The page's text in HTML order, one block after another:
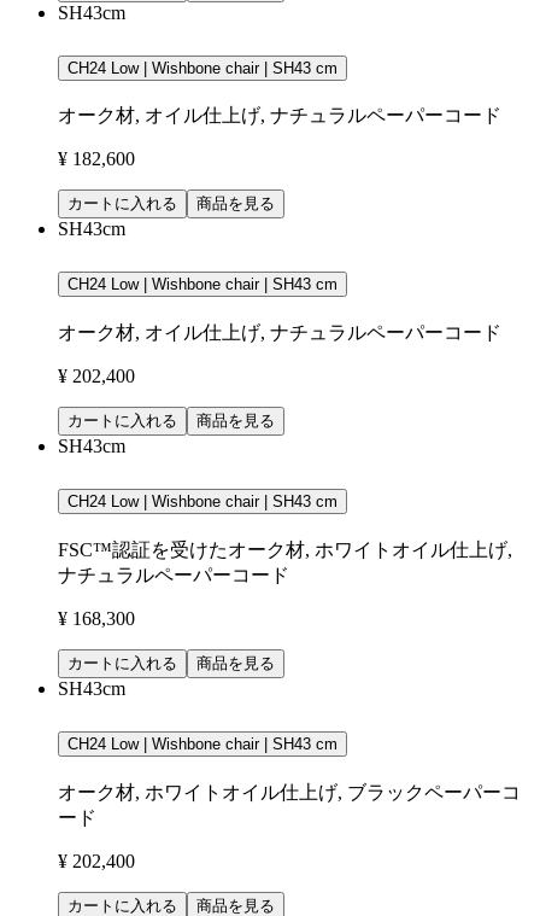
SH43cm
CH24 Low | Wishbone chair | SH43 cm
オーク材, オイル仕上げ, ナチュラルペーパーコード
¥ 182,600
カートに入れる 商品を見る
SH43cm
CH24 Low | Wishbone chair | SH43 cm
オーク材, オイル仕上げ, ナチュラルペーパーコード
¥ 202,400
カートに入れる 商品を見る
SH43cm
CH24 Low | Wishbone chair | SH43 cm
FSC™認証を受けたオーク材, ホワイトオイル仕上げ,
ナチュラルペーパーコード
¥ 168,300
カートに入れる 商品を見る
SH43cm
CH24 Low | Wishbone chair | SH43 cm
オーク材, ホワイトオイル仕上げ, ブラックペーパーコ
ード
¥ 202,400
カートに入れる 商品を見る